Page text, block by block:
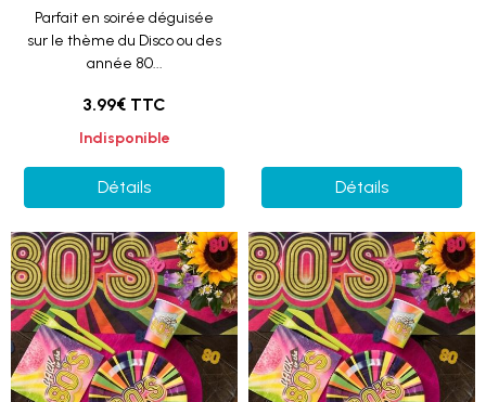
Parfait en soirée déguisée
sur le thème du Disco ou des
année 80...
3.99€ TTC
Indisponible
Détails Détails